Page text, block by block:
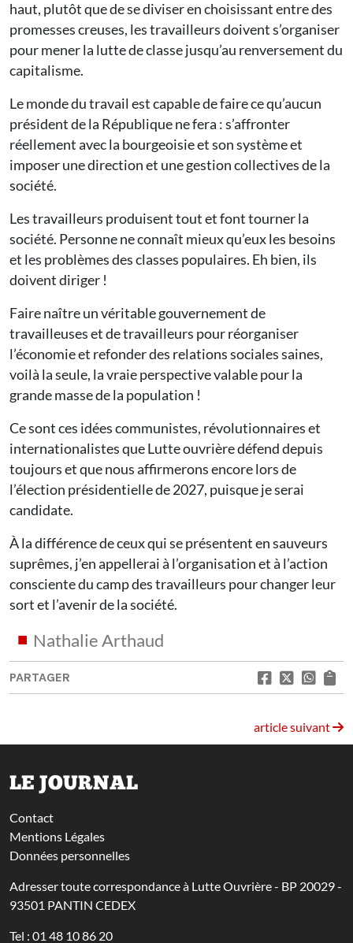
haut, plutôt que de se diviser en choisissant entre des
promesses creuses, les travailleurs doivent s’organiser
pour mener la lutte de classe jusqu’au renversement du
capitalisme.
Le monde du travail est capable de faire ce qu’aucun
président de la République ne fera : s’affronter
réellement avec la bourgeoisie et son système et
imposer une direction et une gestion collectives de la
société.
Les travailleurs produisent tout et font tourner la
société. Personne ne connaît mieux qu’eux les besoins
et les problèmes des classes populaires. Eh bien, ils
doivent diriger !
Faire naître un véritable gouvernement de
travailleuses et de travailleurs pour réorganiser
l’économie et refonder des relations sociales saines,
voilà la seule, la vraie perspective valable pour la
grande masse de la population !
Ce sont ces idées communistes, révolutionnaires et
internationalistes que Lutte ouvrière défend depuis
toujours et que nous affirmerons encore lors de
l’élection présidentielle de 2027, puisque je serai
candidate.
À la différence de ceux qui se présentent en sauveurs
suprêmes, j’en appellerai à l’organisation et à l’action
consciente du camp des travailleurs pour changer leur
sort et l’avenir de la société.
Nathalie Arthaud
PARTAGER
article suivant
LE JOURNAL
Contact
Mentions Légales
Données personnelles
Adresser toute correspondance à Lutte Ouvrière - BP 20029 -
93501 PANTIN CEDEX
Tel : 01 48 10 86 20